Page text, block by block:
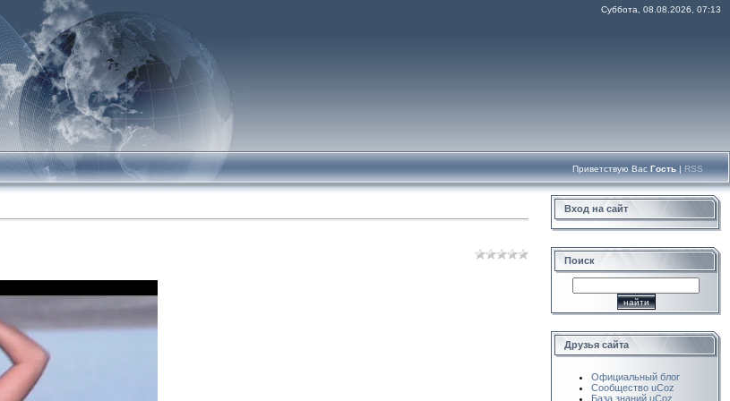
Суббота, 08.08.2026, 07:13
Приветствую Вас Гость | RSS
Вход на сайт
Поиск
Друзья сайта
Официальный блог
Сообщество uCoz
База знаний uCoz